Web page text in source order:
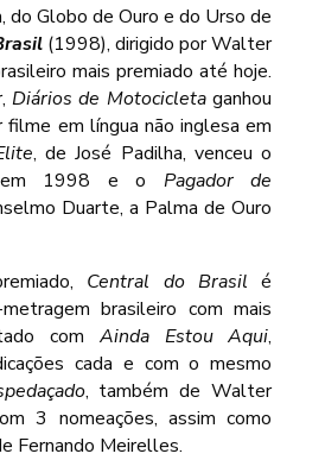
do Globo de Ouro e do Urso de
(1998), dirigido por Walter
mais premiado até hoje.
Diários de Motocicletaganhou
em língua não inglesa em
, de José Padilha, venceu o
1998 e o Pagador de
Duarte, a Palma de Ouro
Central do Brasilé
brasileiro com mais
com Ainda Estou Aqui,
cada e com o mesmo
, também de Walter
3 nomeações, assim como
Fernando Meirelles.